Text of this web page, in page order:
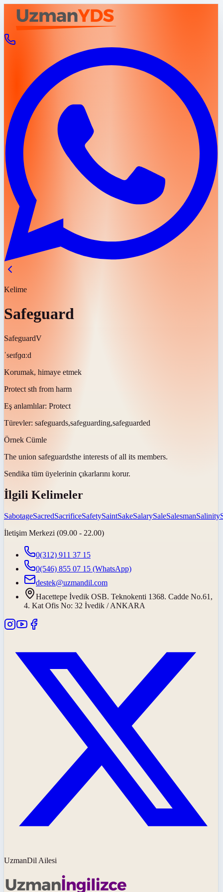
Kelime
Safeguard
SafeguardV
ˈseɪfɡɑːd
Korumak, himaye etmek
Protect sth from harm
Eş anlamlılar: Protect
Türevler: safeguards,safeguarding,safeguarded
Örnek Cümle
The union safeguardsthe interests of all its members.
Sendika tüm üyelerinin çıkarlarını korur.
İlgili Kelimeler
SabotageSacredSacrificeSafetySaintSakeSalarySaleSalesmanSalinity
İletişim Merkezi (09.00 - 22.00)
0(312) 911 37 15
0(546) 855 07 15 (WhatsApp)
destek@uzmandil.com
Hacettepe İvedik OSB. Teknokenti 1368. Cadde No.61,
4. Kat Ofis No: 32 İvedik / ANKARA
UzmanDil Ailesi